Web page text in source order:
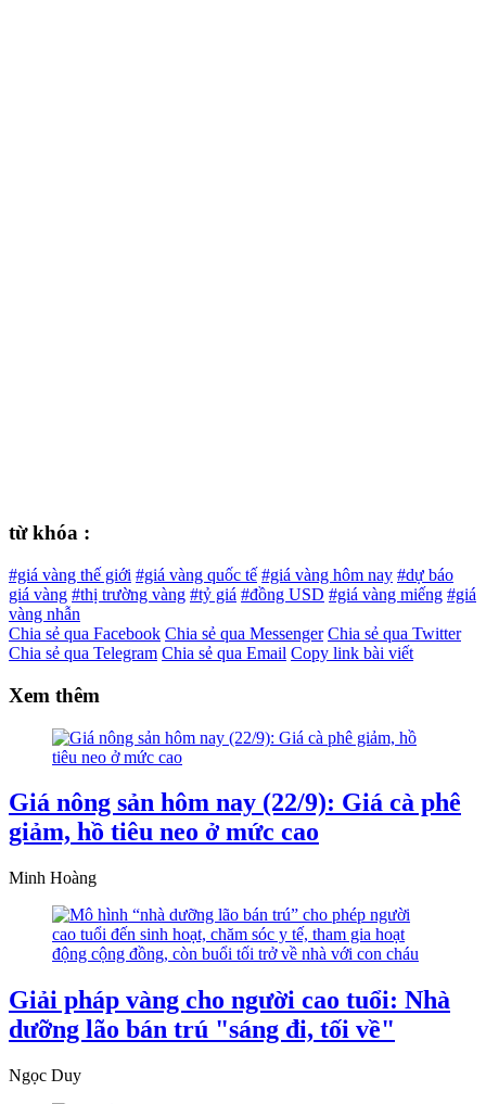
từ khóa :
#giá vàng thế giới #giá vàng quốc tế #giá vàng hôm nay #dự báo
giá vàng #thị trường vàng #tỷ giá #đồng USD #giá vàng miếng #giá
vàng nhẫn
Chia sẻ qua Facebook Chia sẻ qua Messenger Chia sẻ qua Twitter
Chia sẻ qua Telegram Chia sẻ qua Email Copy link bài viết
Xem thêm
Giá nông sản hôm nay (22/9): Giá cà phê
giảm, hồ tiêu neo ở mức cao
Minh Hoàng
Giải pháp vàng cho người cao tuổi: Nhà
dưỡng lão bán trú "sáng đi, tối về"
Ngọc Duy